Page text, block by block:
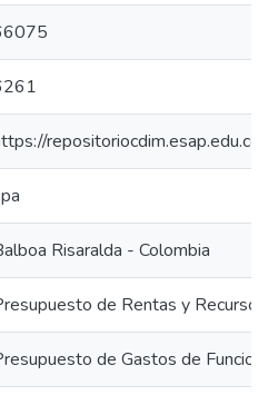
Risaralda - Colombia
de Rentas y
de Gastos de